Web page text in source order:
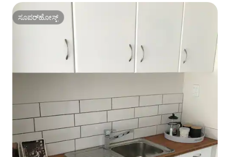
ಸೂಪರ್‌ಹೋಸ್ಟ್
ಸೂಪರ್‌ಹೋಸ್ಟ್